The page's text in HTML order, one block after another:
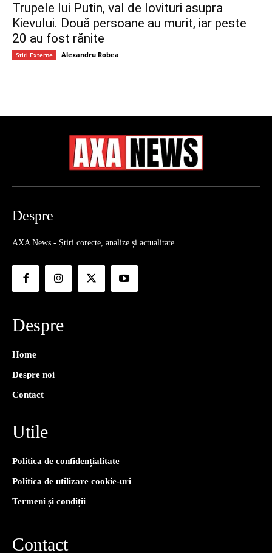
Trupele lui Putin, val de lovituri asupra
Kievului. Două persoane au murit, iar peste
20 au fost rănite
Stiri Externe Alexandru Robea
Despre
AXA News - Știri corecte, analize și actualitate
Despre
Home
Despre noi
Contact
Utile
Politica de confidențialitate
Politica de utilizare cookie-uri
Termeni și condiții
Contact